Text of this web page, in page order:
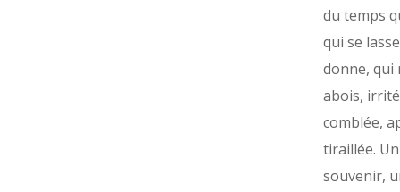
du temps
qui se
donne, qui
abois,
comblée,
tiraillée. Un
souvenir,